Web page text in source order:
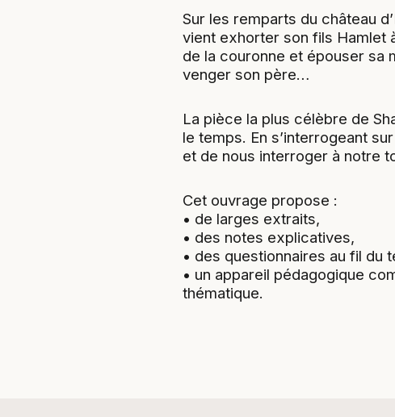
Sur les remparts du château
vient exhorter son fils Hamlet
de la couronne et épouser sa
venger son père…
La pièce la plus célèbre de
le temps. En s’interrogeant
et de nous interroger à notre
Cet ouvrage propose :
• de larges extraits,
• des notes explicatives,
• des questionnaires au fil du
• un appareil pédagogique
thématique.